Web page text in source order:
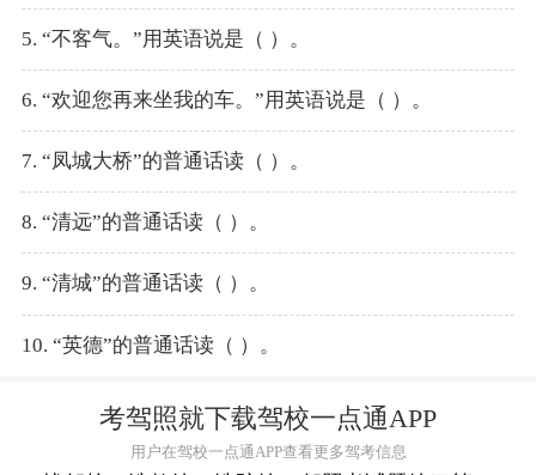
5. “不客气。”用英语说是（ ）。
6. “欢迎您再来坐我的车。”用英语说是（ ）。
7. “凤城大桥”的普通话读（ ）。
8. “清远”的普通话读（ ）。
9. “清城”的普通话读（ ）。
10. “英德”的普通话读（ ）。
考驾照就下载驾校一点通APP
用户在驾校一点通APP查看更多驾考信息